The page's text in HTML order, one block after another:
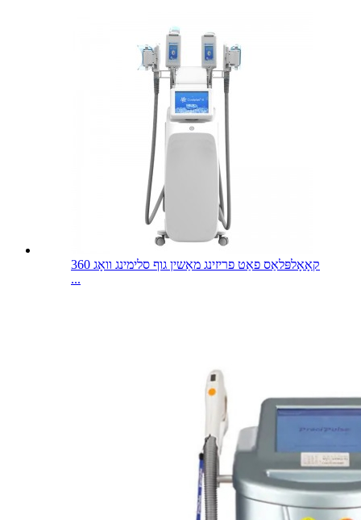
360 קאָאָלפּלאַס פאַט פריזינג מאַשין גוף סלימינג וואָג
...